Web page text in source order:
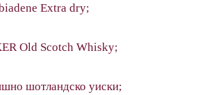
Extra dry;
Old Scotch Whisky;
шотландско уиски;